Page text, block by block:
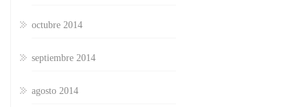
octubre 2014
septiembre 2014
agosto 2014